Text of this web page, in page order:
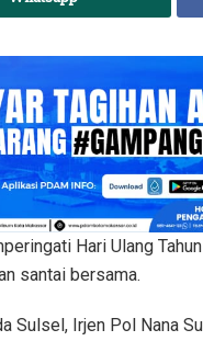
Hari Ulang
santai bersama.
Sulsel, Irjen Pol Nana